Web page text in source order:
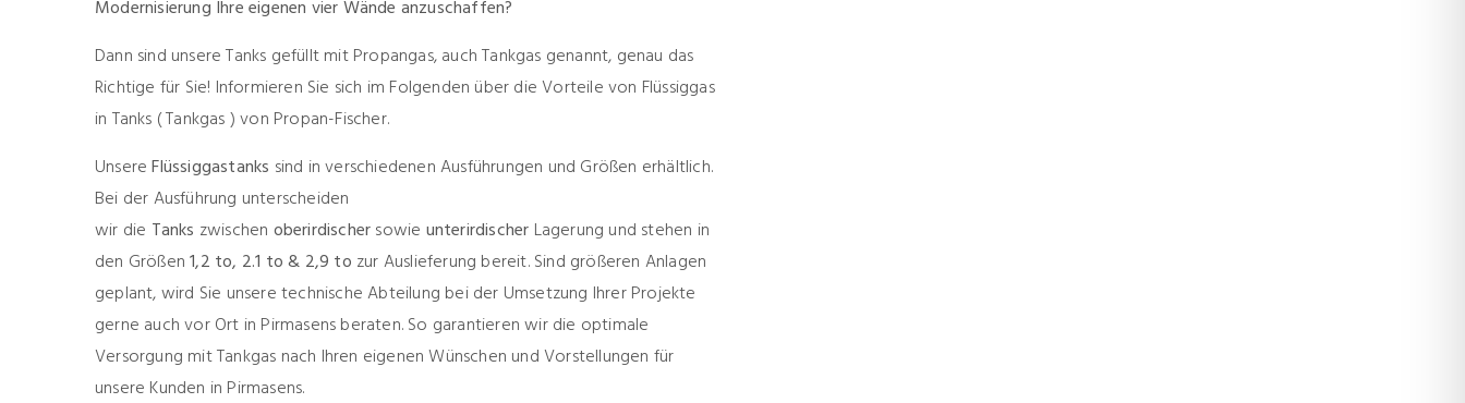
Modernisierung Ihre eigenen vier Wände anzuschaffen?
Dann sind unsere Tanks gefüllt mit Propangas, auch Tankgas genannt, genau das
Richtige für Sie! Informieren Sie sich im Folgenden über die Vorteile von Flüssiggas
in Tanks ( Tankgas ) von Propan-Fischer.
UnsereFlüssiggastanks sind in verschiedenen Ausführungen und Größen erhältlich.
Bei der Ausführung unterscheiden
wir die Tanks zwischen oberirdischersowie unterirdischer Lagerung und stehen in
den Größen1,2 to, 2.1 to & 2,9 to zur Auslieferung bereit. Sind größeren Anlagen
geplant, wird Sie unsere technische Abteilung bei der Umsetzung Ihrer Projekte
gerne auch vor Ort in Pirmasens beraten. So garantieren wir die optimale
Versorgung mit Tankgas nach Ihren eigenen Wünschen und Vorstellungen für
unsere Kunden in Pirmasens.